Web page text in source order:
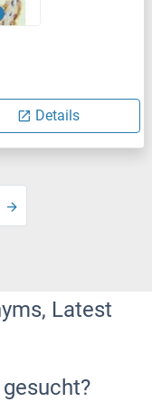
Details
Latest